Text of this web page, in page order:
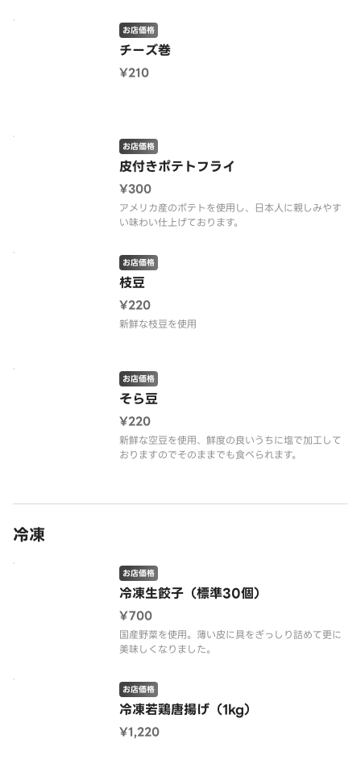
ご了承ください。
チーズ巻
お店価格
¥210
皮付きポテトフライ
お店価格
¥300
アメリカ産のポテトを使用し、日本人に親しみやす
い味わい仕上げております。
枝豆
お店価格
¥220
新鮮な枝豆を使用
そら豆
お店価格
¥220
新鮮な空豆を使用、鮮度の良いうちに塩で加工して
おりますのでそのままでも食べられます。
冷凍
冷凍生餃子（標準30個）
お店価格
¥700
国産野菜を使用。薄い皮に具をぎっしり詰めて更に
美味しくなりました。
冷凍若鶏唐揚げ（1kg）
お店価格
¥1,220